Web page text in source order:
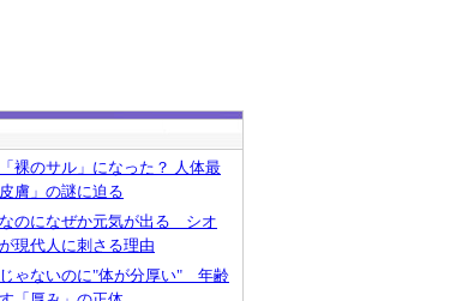
裸のサル」になった？ 人体最
膚」の謎に迫る
のになぜか元気が出る シオ
現代人に刺さる理由
ゃないのに"体が分厚い" 年齢